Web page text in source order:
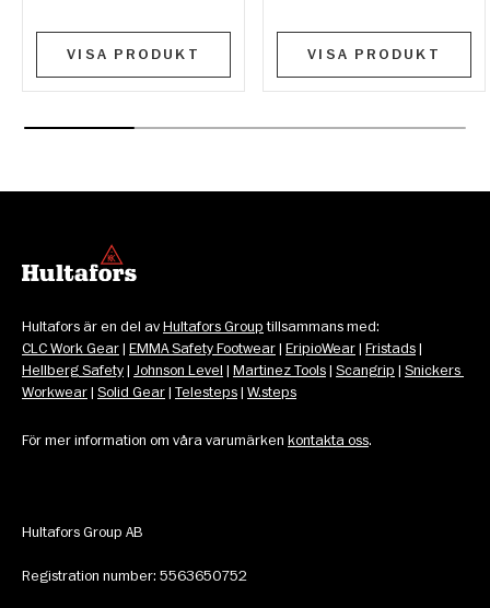
VISA PRODUKT VISA PRODUKT
Hultafors är en del av Hultafors Group tillsammans med:
CLC Work Gear | EMMA Safety Footwear | EripioWear | Fristads
Hellberg Safety | Johnson Level | Martinez Tools | Scangrip | Snickers
Workwear | Solid Gear | Telesteps | W.steps
För mer information om våra varumärken kontakta oss.
Hultafors Group AB
Registration number: 5563650752